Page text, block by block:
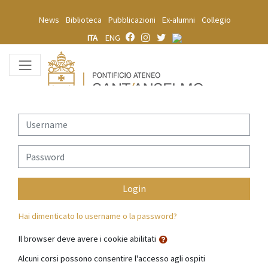
News
Biblioteca Pubblicazioni Ex-alumni
Collegio
ITA
ENG
Username
Password
Login
Hai dimenticato lo username o la password?
Il browser deve avere i cookie abilitati
Alcuni corsi possono consentire l'accesso agli ospiti